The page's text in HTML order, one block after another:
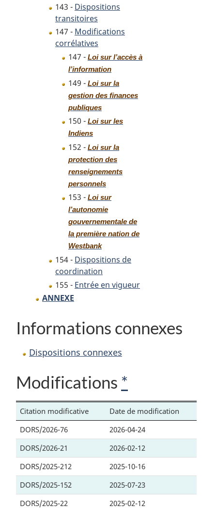
143 - Dispositions
transitoires
147 - Modifications
corrélatives
147 - Loi sur l’accès à
l’information
149 - Loi sur la
gestion des finances
publiques
150 - Loi sur les
Indiens
152 - Loi sur la
protection des
renseignements
personnels
153 - Loi sur
l’autonomie
gouvernementale de
la première nation de
Westbank
154 - Dispositions de
coordination
155 - Entrée en vigueur
ANNEXE
Informations connexes
Dispositions connexes
Modifications *
Citation modificative
Date de modification
DORS/2026-76
2026-04-24
DORS/2026-21
2026-02-12
DORS/2025-212
2025-10-16
DORS/2025-152
2025-07-23
DORS/2025-22
2025-02-12